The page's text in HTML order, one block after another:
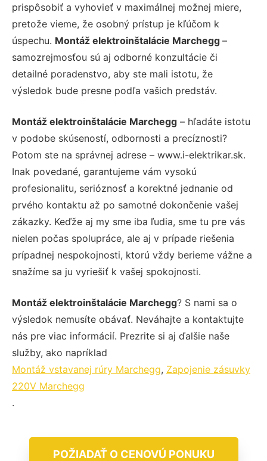
prispôsobiť a vyhovieť v maximálnej možnej miere,
pretože vieme, že osobný prístup je kľúčom k
úspechu. Montáž elektroinštalácie Marchegg –
samozrejmosťou sú aj odborné konzultácie či
detailné poradenstvo, aby ste mali istotu, že
výsledok bude presne podľa vašich predstáv.
Montáž elektroinštalácie Marchegg – hľadáte istotu
v podobe skúseností, odbornosti a precíznosti?
Potom ste na správnej adrese – www.i-elektrikar.sk.
Inak povedané, garantujeme vám vysokú
profesionalitu, serióznosť a korektné jednanie od
prvého kontaktu až po samotné dokončenie vašej
zákazky. Keďže aj my sme iba ľudia, sme tu pre vás
nielen počas spolupráce, ale aj v prípade riešenia
prípadnej nespokojnosti, ktorú vždy berieme vážne a
snažíme sa ju vyriešiť k vašej spokojnosti.
Montáž elektroinštalácie Marchegg? S nami sa o
výsledok nemusíte obávať. Neváhajte a kontaktujte
nás pre viac informácií. Prezrite si aj ďalšie naše
služby, ako napríklad
Montáž vstavanej rúry Marchegg, Zapojenie zásuvky
220V Marchegg
.
POŽIADAŤ O CENOVÚ PONUKU